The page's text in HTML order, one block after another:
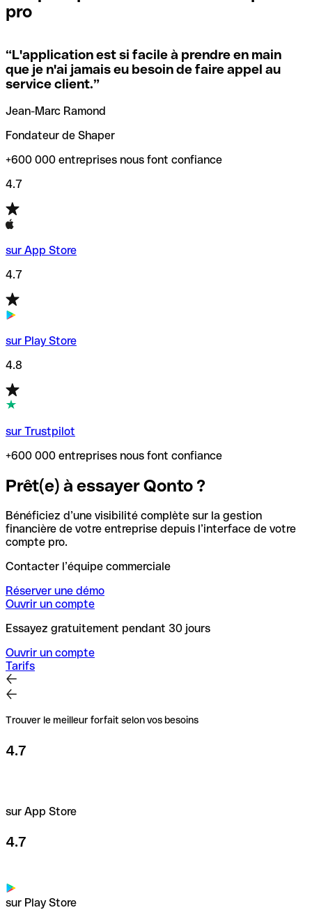
locales.
Si vous n'êtes pas sûr du code SWIFT que vous devriez
utiliser, nous avons développé un outil de recherche de
codes SWIFT par nom de banque.
vérification/recherche de codes SWIFT. Ainsi, vous pouvez
trouver et vérifier vos codes SWIFT avant de réaliser vos
transferts d’argent.
pro
“L'application est si facile à prendre en main
que je n'ai jamais eu besoin de faire appel au
service client.”
Jean-Marc Ramond
Fondateur de Shaper
+600 000 entreprises nous font confiance
4.7
sur App Store
4.7
sur Play Store
4.8
sur Trustpilot
+600 000 entreprises nous font confiance
Prêt(e) à essayer Qonto ?
Bénéficiez d’une visibilité complète sur la gestion
financière de votre entreprise depuis l’interface de votre
compte pro.
Contacter l’équipe commerciale
Réserver une démo
Ouvrir un compte
Essayez gratuitement pendant 30 jours
Ouvrir un compte
Tarifs
Trouver le meilleur forfait selon vos besoins
4.7
sur App Store
4.7
sur Play Store